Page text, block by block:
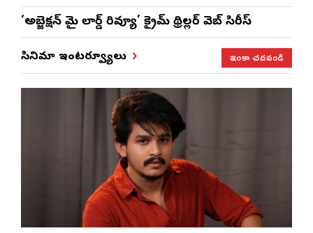
‘అబ్జెక్ష‌న్ మై లార్డ్ రివ్యూ’ క్రైమ్ థ్రిల్ల‌ర్ వెబ్ సిరీస్
సినిమా ఇంటర్వ్యూలు ఇంకా చదవండి